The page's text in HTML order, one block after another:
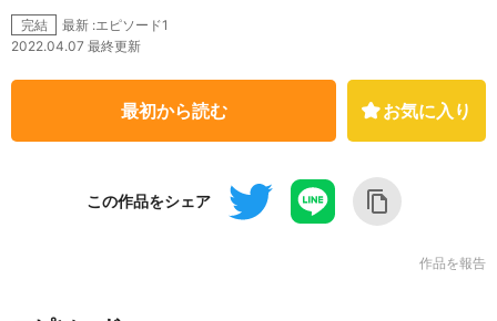
完結
最新 :エピソード1
2022.04.07 最終更新
最初から読む お気に入り
この作品をシェア
作品を報告